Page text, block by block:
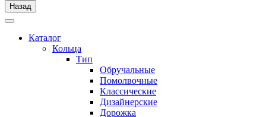
Назад
Каталог
Кольца
Тип
Обручальные
Помолвочные
Классические
Дизайнерские
Дорожка